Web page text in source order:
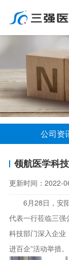
公司资
领航医学科
更新时间： 2022-
6月28日，安阳
代表一行莅临三强
科技部门深入企业
进百企”活动举措。